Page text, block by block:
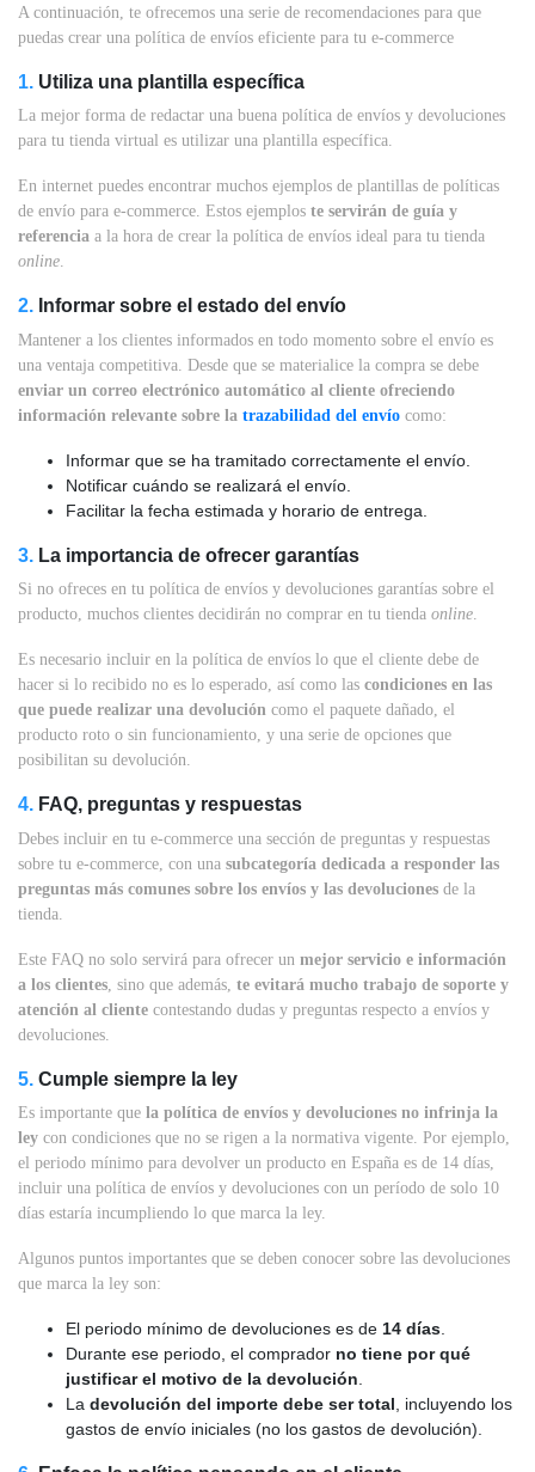
A continuación, te ofrecemos una serie de recomendaciones para que
puedas crear una política de envíos eficiente para tu e-commerce
1. Utiliza una plantilla específica
La mejor forma de redactar una buena política de envíos y devoluciones
para tu tienda virtual es utilizar una plantilla específica.
En internet puedes encontrar muchos ejemplos de plantillas de políticas
de envío para e-commerce. Estos ejemplos te servirán de guía y
referencia a la hora de crear la política de envíos ideal para tu tienda
online
2. Informar sobre el estado del envío
Mantener a los clientes informados en todo momento sobre el envío es
una ventaja competitiva. Desde que se materialice la compra se debe
enviar un correo electrónico automático al cliente ofreciendo
información relevante sobre la trazabilidad del envío como:
Informar que se ha tramitado correctamente el envío.
Notificar cuándo se realizará el envío.
Facilitar la fecha estimada y horario de entrega.
3. La importancia de ofrecer garantías
Si no ofreces en tu política de envíos y devoluciones garantías sobre el
producto, muchos clientes decidirán no comprar en tu tienda online
Es necesario incluir en la política de envíos lo que el cliente debe de
hacer si lo recibido no es lo esperado, así como las condiciones en las
que puede realizar una devolución como el paquete dañado, el
producto roto o sin funcionamiento, y una serie de opciones que
posibilitan su devolución.
4. FAQ, preguntas y respuestas
Debes incluir en tu e-commerce una sección de preguntas y respuestas
sobre tu e-commerce, con una subcategoría dedicada a responder las
preguntas más comunes sobre los envíos y las devoluciones de la
tienda.
Este FAQ no solo servirá para ofrecer un mejor servicio e información
a los clientes , sino que además, te evitará mucho trabajo de soporte y
atención al cliente contestando dudas y preguntas respecto a envíos y
devoluciones.
5. Cumple siempre la ley
Es importante que la política de envíos y devoluciones no infrinja la
ley con condiciones que no se rigen a la normativa vigente. Por ejemplo,
el periodo mínimo para devolver un producto en España es de 14 días,
incluir una política de envíos y devoluciones con un período de solo 10
días estaría incumpliendo lo que marca la ley.
Algunos puntos importantes que se deben conocer sobre las devoluciones
que marca la ley son:
El periodo mínimo de devoluciones es de 14 días
Durante ese periodo, el comprador no tiene por qué
justificar el motivo de la devolución
La devolución del importe debe ser total , incluyendo los
gastos de envío iniciales (no los gastos de devolución).